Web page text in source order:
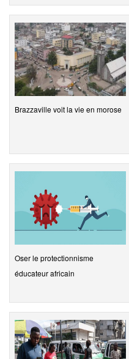
Brazzaville voit la vie en morose
Oser le protectionnisme
éducateur africain